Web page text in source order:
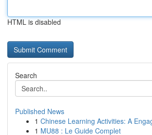
HTML is disabled
Search
Published News
1 Chinese Learning Activities: A
1 MU88 : Le Guide Complet